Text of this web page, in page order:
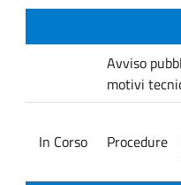
Avviso
motivi
In Corso Procedure